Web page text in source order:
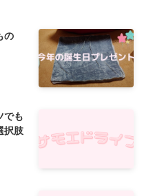
の
でも
択肢